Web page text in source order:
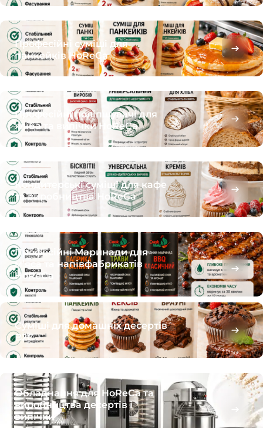
Професійні суміші для
панкейків HoReCa
Професійні поліпшувачі для
хліба та випічки HoReCa
Кондитерські суміші для кафе
та виробництва HoReCa
Професійні Маринади для
м’яса та напівфабрикатів
HoReCa
Суміші для домашніх десертів
B2C
Обладнання для HoReCa та
виробництва десертів і
випічки